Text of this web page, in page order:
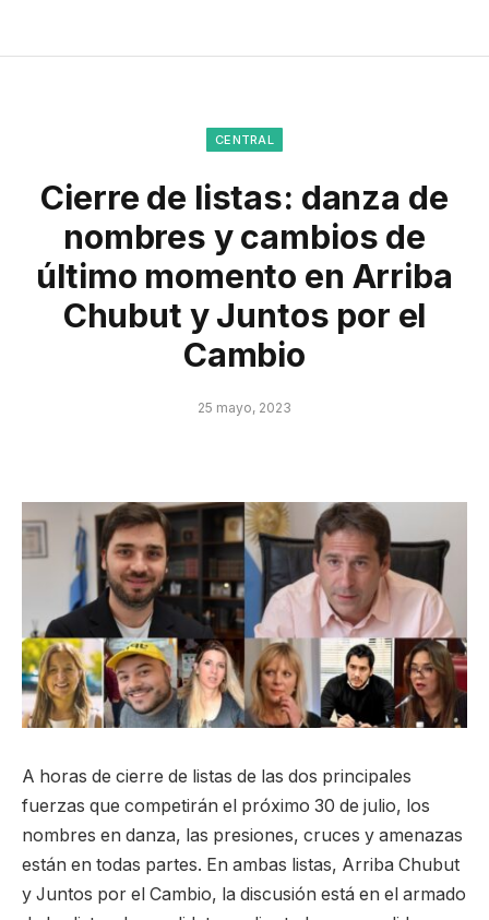
CENTRAL
Cierre de listas: danza de
nombres y cambios de
último momento en Arriba
Chubut y Juntos por el
Cambio
25 mayo, 2023
A horas de cierre de listas de las dos principales
fuerzas que competirán el próximo 30 de julio, los
nombres en danza, las presiones, cruces y amenazas
están en todas partes. En ambas listas, Arriba Chubut
y Juntos por el Cambio, la discusión está en el armado